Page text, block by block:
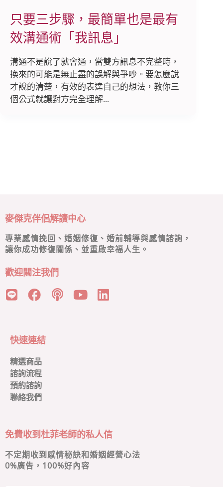
只要三步驟，最簡單也是最有
效溝通術「我訊息」
溝通不是說了就會通，當雙方訊息不完整時，
換來的可能是無止盡的誤解與爭吵。要怎麼說
才說的清楚，有效的表達自己的想法，教你三
個公式就讓對方完全理解...
麥傑克伴侶解讀中心
專業感情挽回、婚姻修復、婚前輔導與感情諮詢，
讓你成功修復關係、並重啟幸福人生。
歡迎關注我們
快速連結
精選商品
諮詢流程
預約諮詢
聯絡我們
免費收到杜菲老師的私人信
不定期收到感情秘訣和婚姻經營心法
0%廣告，100%好內容